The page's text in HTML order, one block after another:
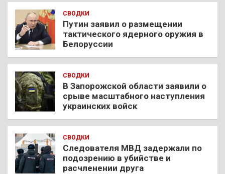
СВОДКИ
Путин заявил о размещении
тактического ядерного оружия в
Белоруссии
СВОДКИ
В Запорожской области заявили о
срыве масштабного наступления
украинских войск
СВОДКИ
Следователя МВД задержали по
подозрению в убийстве и
расчленении друга